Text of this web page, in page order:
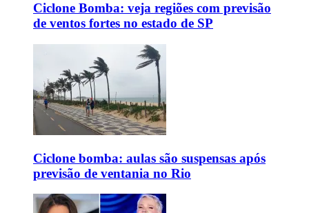
Ciclone Bomba: veja regiões com previsão
de ventos fortes no estado de SP
Ciclone bomba: aulas são suspensas após
previsão de ventania no Rio